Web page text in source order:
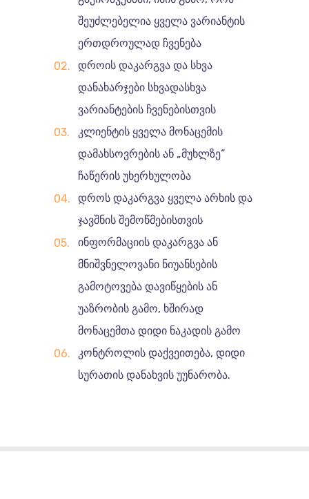
შეუძლებელია ყველა ვარიანტის
ერთდროულად ჩვენება
დროის დაკარგვა და სხვა
დანახარჯები სხვადასხვა
ვარიანტების ჩვენებისთვის
კლიენტის ყველა მონაცემის
დამახსოვრების ან „მუხლზე“
ჩაწერის უხერხულობა
დროს დაკარგვა ყველა არხის და
ჯავშნის შემოწმებისთვის
ინფორმაციის დაკარგვა ან
მნიშვნელოვანი ნიუანსების
გამოტოვება დავიწყების ან
უაზრობის გამო, ხშირად
მონაცემთა დიდი ნაკადის გამო
კონტროლის დაქვეითება, დიდი
სურათის დანახვის უუნარობა.